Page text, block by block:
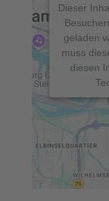
Dieser
geladen
muss
diesen